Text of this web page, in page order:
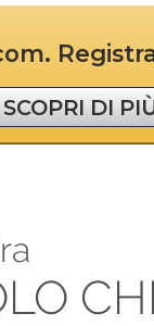
SCOPRI DI